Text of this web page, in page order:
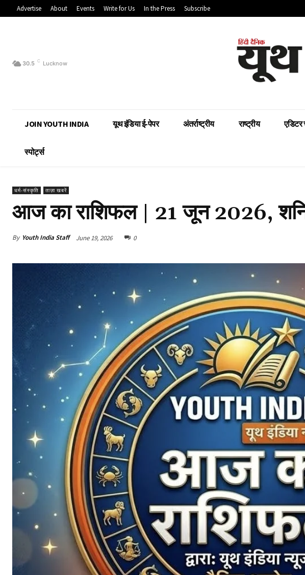
Advertise About Events Write for Us In the Press Subscribe
30.5 C Lucknow
JOIN YOUTH INDIA यूथ इंडिया ई-पेपर अंतर्राष्ट्रीय राष्ट्रीय एडिटर
स्पोर्ट्स
धर्म-संस्कृति ताज़ा खबरें
आज का राशिफल | 21 जून 2026,
By Youth India Staff June 19, 2026 0